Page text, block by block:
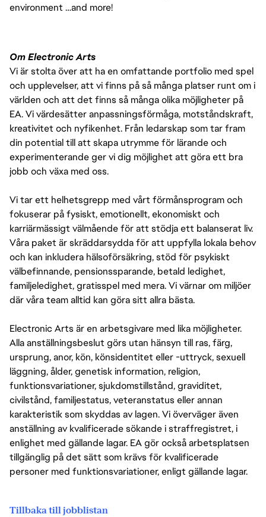
environment …and more!
Om Electronic Arts
Vi är stolta över att ha en omfattande portfolio med spel
och upplevelser, att vi finns på så många platser runt om i
världen och att det finns så många olika möjligheter på
EA. Vi värdesätter anpassningsförmåga, motståndskraft,
kreativitet och nyfikenhet. Från ledarskap som tar fram
din potential till att skapa utrymme för lärande och
experimenterande ger vi dig möjlighet att göra ett bra
jobb och växa med oss.
Vi tar ett helhetsgrepp med vårt förmånsprogram och
fokuserar på fysiskt, emotionellt, ekonomiskt och
karriärmässigt välmående för att stödja ett balanserat liv.
Våra paket är skräddarsydda för att uppfylla lokala behov
och kan inkludera hälsoförsäkring, stöd för psykiskt
välbefinnande, pensionssparande, betald ledighet,
familjeledighet, gratisspel med mera. Vi värnar om miljöer
där våra team alltid kan göra sitt allra bästa.
Electronic Arts är en arbetsgivare med lika möjligheter.
Alla anställningsbeslut görs utan hänsyn till ras, färg,
ursprung, anor, kön, könsidentitet eller -uttryck, sexuell
läggning, ålder, genetisk information, religion,
funktionsvariationer, sjukdomstillstånd, graviditet,
civilstånd, familjestatus, veteranstatus eller annan
karakteristik som skyddas av lagen. Vi överväger även
anställning av kvalificerade sökande i straffregistret, i
enlighet med gällande lagar. EA gör också arbetsplatsen
tillgänglig på det sätt som krävs för kvalificerade
personer med funktionsvariationer, enligt gällande lagar.
Tillbaka till jobblistan